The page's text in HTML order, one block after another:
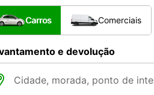
Carros Comerciais
e devolução